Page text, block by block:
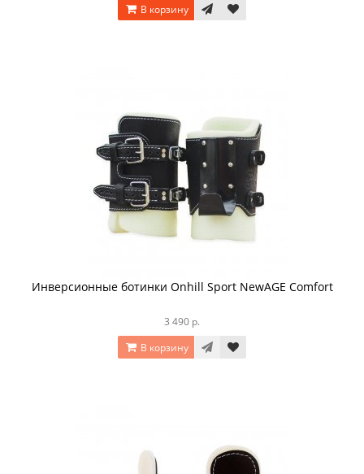
В корзину
Инверсионные ботинки Onhill Sport NewAGE Comfort
3 490 р.
В корзину